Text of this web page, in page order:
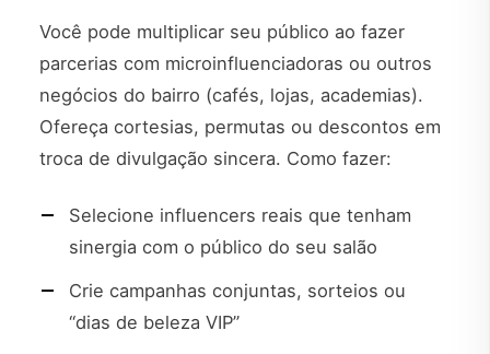
Você pode multiplicar seu público ao fazer
parcerias com microinfluenciadoras ou outros
negócios do bairro (cafés, lojas, academias).
Ofereça cortesias, permutas ou descontos em
troca de divulgação sincera. Como fazer:
Selecione influencers reais que tenham
sinergia com o público do seu salão
Crie campanhas conjuntas, sorteios ou
“dias de beleza VIP”